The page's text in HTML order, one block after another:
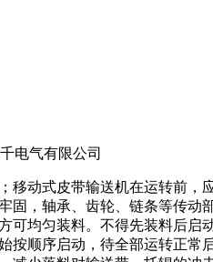
电气有限公司
移动式皮带输送机在运转前
固，轴承、齿轮、链条等传
可均匀装料。不得先装料后启动
顺序启动，待全部运转正常